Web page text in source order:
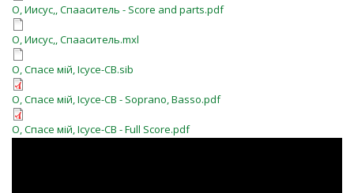
О, Иисус,, Спааситель - Score and parts.pdf
О, Иисус,, Спааситель.mxl
О, Спасе мій, Ісусе-СВ.sib
О, Спасе мій, Ісусе-СВ - Soprano, Basso.pdf
О, Спасе мій, Ісусе-СВ - Full Score.pdf